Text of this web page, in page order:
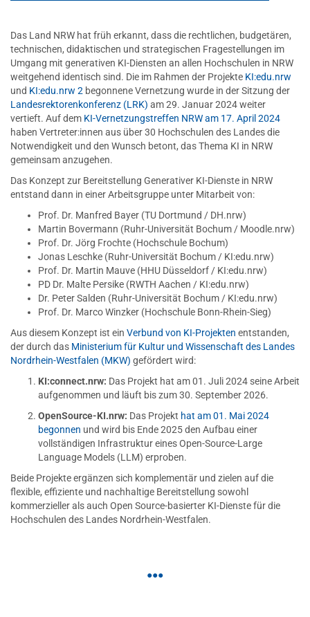
Das Land NRW hat früh erkannt, dass die rechtlichen, budgetären,
technischen, didaktischen und strategischen Fragestellungen im
Umgang mit generativen KI-Diensten an allen Hochschulen in NRW
weitgehend identisch sind. Die im Rahmen der Projekte KI:edu.nrw
und KI:edu.nrw 2 begonnene Vernetzung wurde in der Sitzung der
Landesrektorenkonferenz (LRK) am 29. Januar 2024 weiter
vertieft. Auf dem KI-Vernetzungstreffen NRW am 17. April 2024
haben Vertreter:innen aus über 30 Hochschulen des Landes die
Notwendigkeit und den Wunsch betont, das Thema KI in NRW
gemeinsam anzugehen.
Das Konzept zur Bereitstellung Generativer KI-Dienste in NRW
entstand dann in einer Arbeitsgruppe unter Mitarbeit von:
Prof. Dr. Manfred Bayer (TU Dortmund / DH.nrw)
Martin Bovermann (Ruhr-Universität Bochum / Moodle.nrw)
Prof. Dr. Jörg Frochte (Hochschule Bochum)
Jonas Leschke (Ruhr-Universität Bochum / KI:edu.nrw)
Prof. Dr. Martin Mauve (HHU Düsseldorf / KI:edu.nrw)
PD Dr. Malte Persike (RWTH Aachen / KI:edu.nrw)
Dr. Peter Salden (Ruhr-Universität Bochum / KI:edu.nrw)
Prof. Dr. Marco Winzker (Hochschule Bonn-Rhein-Sieg)
Aus diesem Konzept ist ein Verbund von KI-Projekten entstanden,
der durch das Ministerium für Kultur und Wissenschaft des Landes
Nordrhein-Westfalen (MKW) gefördert wird:
KI:connect.nrw: Das Projekt hat am 01. Juli 2024 seine Arbeit
aufgenommen und läuft bis zum 30. September 2026.
OpenSource-KI.nrw: Das Projekt hat am 01. Mai 2024
begonnen und wird bis Ende 2025 den Aufbau einer
vollständigen Infrastruktur eines Open-Source-Large
Language Models (LLM) erproben.
Beide Projekte ergänzen sich komplementär und zielen auf die
flexible, effiziente und nachhaltige Bereitstellung sowohl
kommerzieller als auch Open Source-basierter KI-Dienste für die
Hochschulen des Landes Nordrhein-Westfalen.